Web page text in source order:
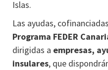
Islas.
Las ayudas,
Programa FEDER
dirigidas a empresas,
insulares, que